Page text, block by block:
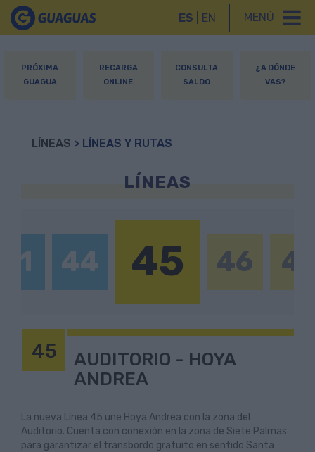
MENÚ
ES EN
PRÓXIMA
GUAGUA
RECARGA
ONLINE
CONSULTA
SALDO
¿A DÓNDE
VAS?
LÍNEAS > LÍNEAS Y RUTAS
LÍNEAS
41 44 45 46 47
45
AUDITORIO - HOYA
ANDREA
La nueva Línea 45 une Hoya Andrea con la zona del
Auditorio. Cuenta con conexión en la zona de Siete Palmas
para garantizar el transbordo gratuito en sentido Santa